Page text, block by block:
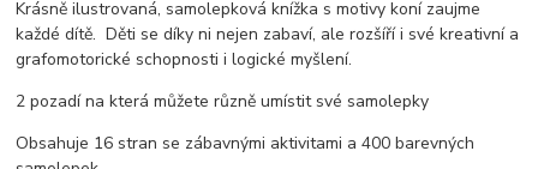
Krásně ilustrovaná, samolepková knížka s motivy koní zaujme
každé dítě. Děti se díky ni nejen zabaví, ale rozšíří i své kreativní a
grafomotorické schopnosti i logické myšlení.
2 pozadí na která můžete různě umístit své samolepky
Obsahuje 16 stran se zábavnými aktivitami a 400 barevných